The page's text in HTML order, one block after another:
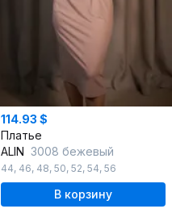
114.93 $
Платье
ALIN 3008 бежевый
44, 46, 48, 50, 52, 54, 56
В корзину